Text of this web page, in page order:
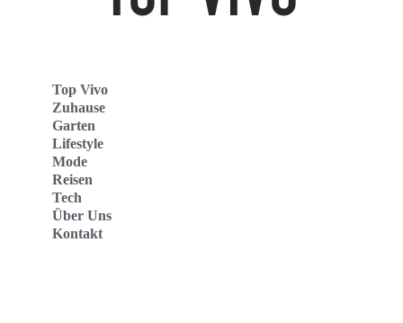
Top Vivo
Zuhause
Garten
Lifestyle
Mode
Reisen
Tech
Über Uns
Kontakt